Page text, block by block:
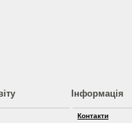
Інформація
Контакти